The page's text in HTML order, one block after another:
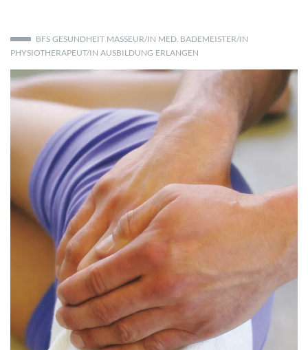
BFS GESUNDHEIT MASSEUR/IN MED. BADEMEISTER/IN
PHYSIOTHERAPEUT/IN AUSBILDUNG ERLANGEN